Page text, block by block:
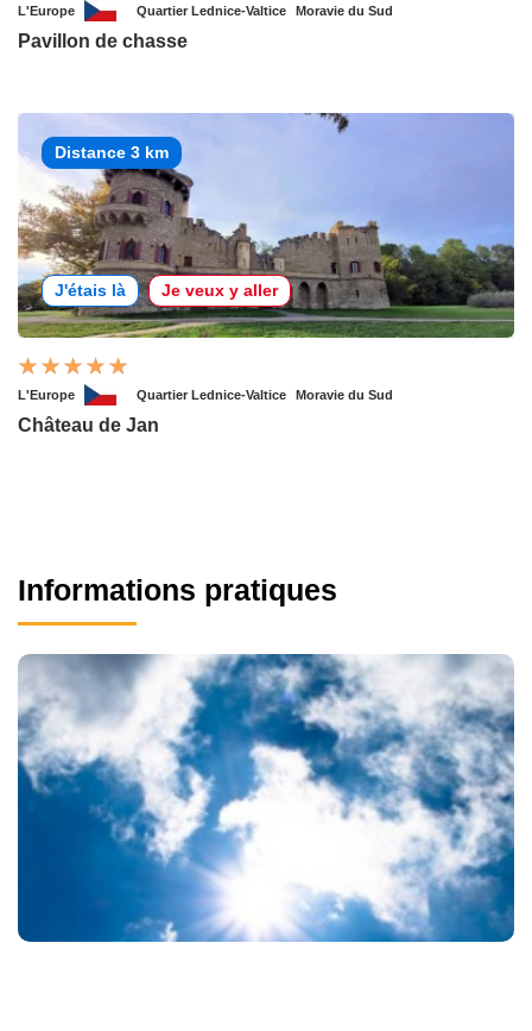
L'Europe Quartier Lednice-Valtice Moravie du Sud
Pavillon de chasse
Distance 3 km
J'étais là Je veux y aller
L'Europe Quartier Lednice-Valtice Moravie du Sud
Château de Jan
Informations pratiques